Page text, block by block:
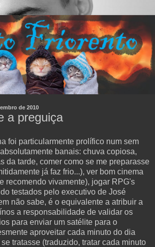
de 2010
a preguiça
foi particularmente prolífico num sem
banais: chuva copiosa,
da tarde, comer como se me preparasse
já faz frio...), ver bom cinema
recomendo vivamente), jogar RPG's
testados pelo executivo de José
não sabe, é o equivalente a atribuir a
a responsabilidade de validar os
para enviar um satélite para o
aproveitar cada minuto do dia
tratasse (traduzido, tratar cada minuto